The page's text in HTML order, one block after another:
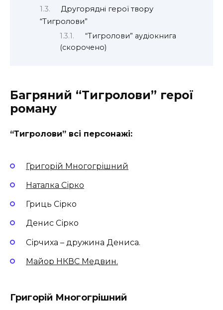
Другорядні герої твору
“Тигролови”
“Тигролови” аудіокнига
(скорочено)
Багряний “Тигролови” герої
роману
“Тигролови” всі персонажі:
Григорій Многогрішний
Наталка Сірко
Гриць Сірко
Денис Сірко
Сірчиха – дружина Дениса.
Майор НКВС Медвин.
Григорій Многогрішний